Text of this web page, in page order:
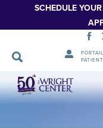
SCHEDULE YOUR
PATIENT
Sauter
la
navigation